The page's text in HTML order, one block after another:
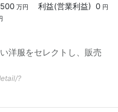
万円 利益(営業利益) 0 円
洋服をセレクトし、販売
?